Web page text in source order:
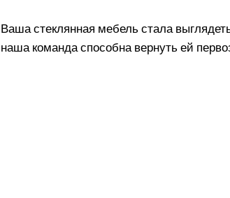
Ваша стеклянная мебель стала
наша команда способна вернуть ей